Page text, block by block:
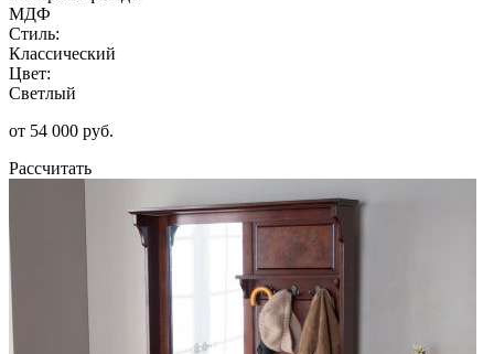
МДФ
Стиль:
Классический
Цвет:
Светлый
от 54 000 руб.
Рассчитать